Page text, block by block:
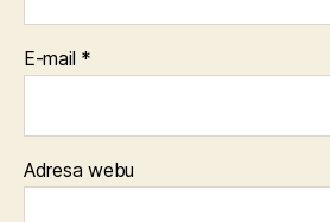
E-mail *
Adresa webu